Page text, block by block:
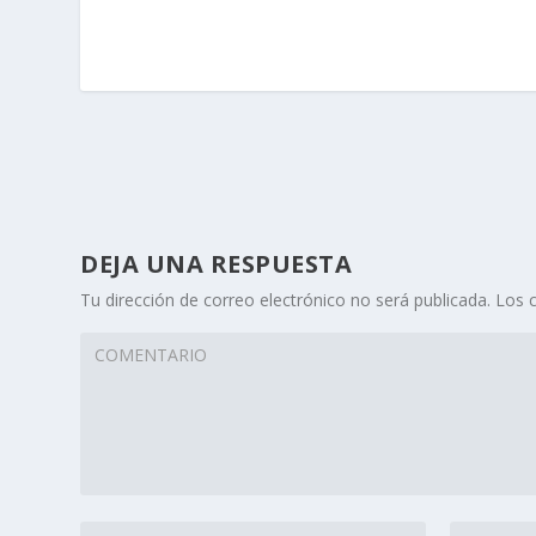
DEJA UNA RESPUESTA
Tu dirección de correo electrónico no será publicada. Los